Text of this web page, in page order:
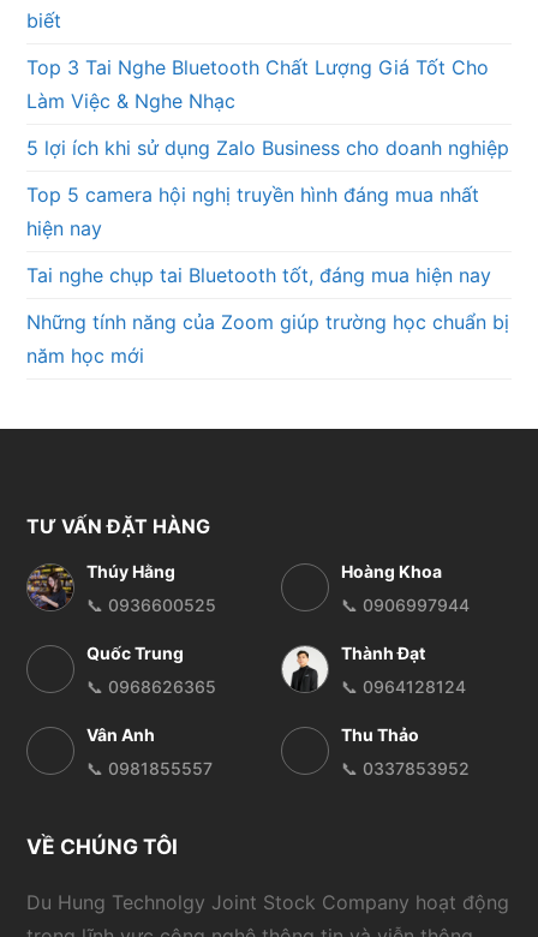
biết
Top 3 Tai Nghe Bluetooth Chất Lượng Giá Tốt Cho
Làm Việc & Nghe Nhạc
5 lợi ích khi sử dụng Zalo Business cho doanh nghiệp
Top 5 camera hội nghị truyền hình đáng mua nhất
hiện nay
Tai nghe chụp tai Bluetooth tốt, đáng mua hiện nay
Những tính năng của Zoom giúp trường học chuẩn bị
năm học mới
TƯ VẤN ĐẶT HÀNG
Thúy Hằng
📞 0936600525
Hoàng Khoa
📞 0906997944
Quốc Trung
📞 0968626365
Thành Đạt
📞 0964128124
Vân Anh
📞 0981855557
Thu Thảo
📞 0337853952
VỀ CHÚNG TÔI
Du Hung Technolgy Joint Stock Company hoạt động